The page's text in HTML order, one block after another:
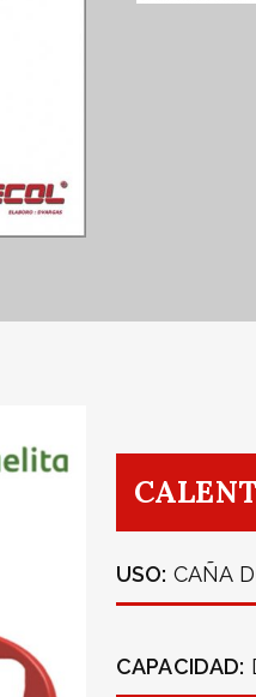
USO: CAÑA
CAPACIDAD: